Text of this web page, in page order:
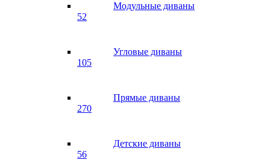
Модульные диваны
52
Угловые диваны
105
Прямые диваны
270
Детские диваны
56